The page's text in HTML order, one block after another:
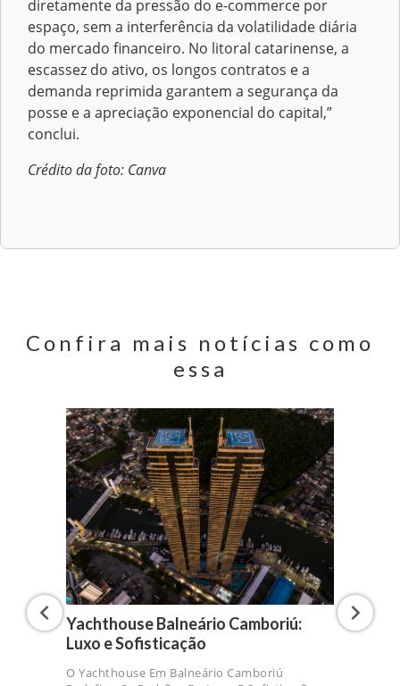
diretamente da pressão do e-commerce por
espaço, sem a interferência da volatilidade diária
do mercado financeiro. No litoral catarinense, a
escassez do ativo, os longos contratos e a
demanda reprimida garantem a segurança da
posse e a apreciação exponencial do capital,”
conclui.
Crédito da foto: Canva
Confira mais notícias como
essa
Yachthouse Balneário Camboriú:
Luxo e Sofisticação
O Yachthouse Em Balneário Camboriú